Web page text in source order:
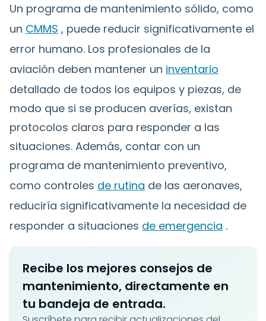
Un programa de mantenimiento sólido, como
un CMMS , puede reducir significativamente el
error humano. Los profesionales de la
aviación deben mantener un inventario
detallado de todos los equipos y piezas, de
modo que si se producen averías, existan
protocolos claros para responder a las
situaciones. Además, contar con un
programa de mantenimiento preventivo,
como controles de rutina de las aeronaves,
reduciría significativamente la necesidad de
responder a situaciones de emergencia .
Recibe los mejores consejos de
mantenimiento, directamente en
tu bandeja de entrada.